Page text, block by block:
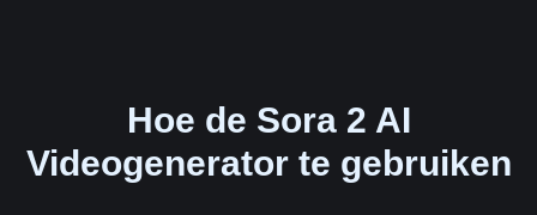
Hoe de Sora 2 AI
Videogenerator te gebruiken